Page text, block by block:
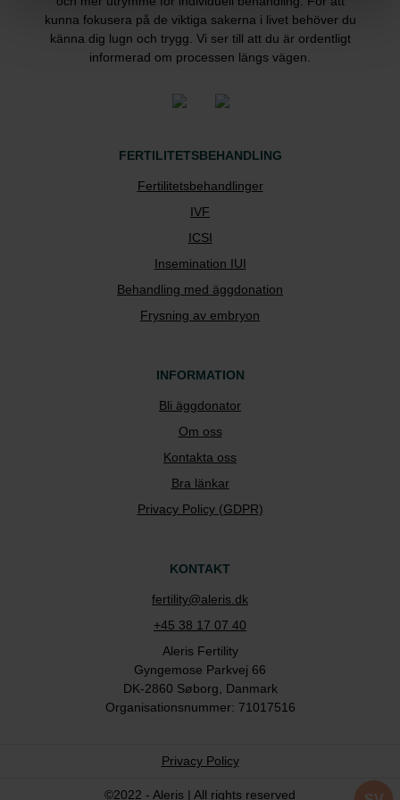
kunna fokusera på de viktiga sakerna i livet behöver du
känna dig lugn och trygg. Vi ser till att du är ordentligt
informerad om processen längs vägen.
FERTILITETSBEHANDLING
Fertilitetsbehandlinger
IVF
ICSI
Insemination IUI
Behandling med äggdonation
Frysning av embryon
INFORMATION
Bli äggdonator
Om oss
Kontakta oss
Bra länkar
Privacy Policy (GDPR)
KONTAKT
fertility@aleris.dk
+45 38 17 07 40
Aleris Fertility
Gyngemose Parkvej 66
DK-2860 Søborg, Danmark
Organisationsnummer: 71017516
Privacy Policy
©2022 - Aleris | All rights reserved